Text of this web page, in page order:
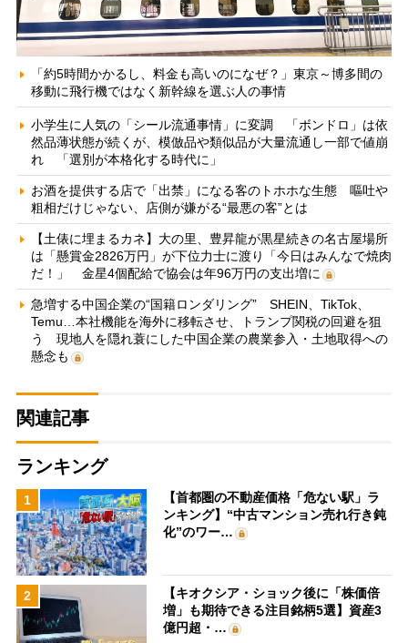
「約5時間かかるし、料金も高いのになぜ？」東京～博多間の
移動に飛行機ではなく新幹線を選ぶ人の事情
小学生に人気の「シール流通事情」に変調 「ボンドロ」は依
然品薄状態が続くが、模倣品や類似品が大量流通し一部で値崩
れ 「選別が本格化する時代に」
お酒を提供する店で「出禁」になる客のトホホな生態 嘔吐や
粗相だけじゃない、店側が嫌がる“最悪の客”とは
【土俵に埋まるカネ】大の里、豊昇龍が黒星続きの名古屋場所
は「懸賞金2826万円」が下位力士に渡り「今日はみんなで焼肉
だ！」 金星4個配給で協会は年96万円の支出増に
急増する中国企業の“国籍ロンダリング” SHEIN、TikTok、
Temu…本社機能を海外に移転させ、トランプ関税の回避を狙
う 現地人を隠れ蓑にした中国企業の農業参入・土地取得への
懸念も
関連記事
ランキング
1
【首都圏の不動産価格「危ない駅」ラ
ンキング】“中古マンション売れ行き鈍
化”のワー…
2
【キオクシア・ショック後に「株価倍
増」も期待できる注目銘柄5選】資産3
億円超・…